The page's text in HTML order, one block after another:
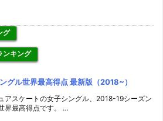
グ
ンキング
グル世界最高得点 最新版（2018~）
アスケートの女子シングル、2018-19シーズン
界最高得点です。 …